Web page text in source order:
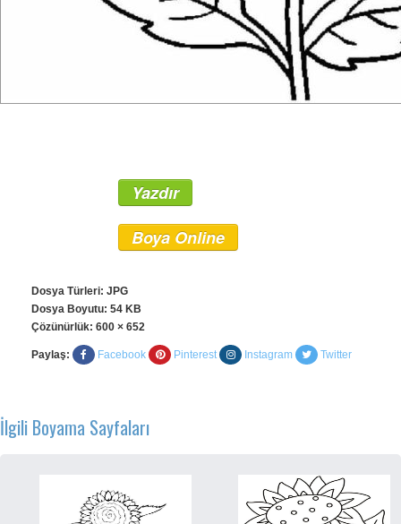
Yazdır
Boya Online
Dosya Türleri: JPG
Dosya Boyutu: 54 KB
Çözünürlük: 600 × 652
Paylaş: Facebook Pinterest Instagram Twitter
İlgili Boyama Sayfaları